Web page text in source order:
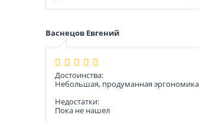
Васнецов Евгений
Достоинства:
Небольшая, продуманная
Недостатки:
Пока не нашел